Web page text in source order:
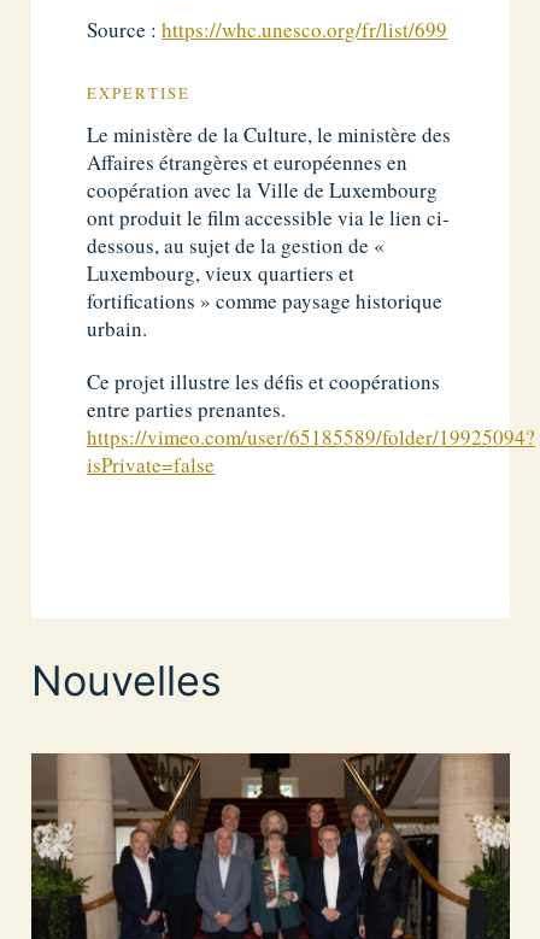
Source :https://whc.unesco.org/fr/list/699
EXPERTISE
Le ministère de la Culture, le ministère des
Affaires étrangères et européennes en
coopération avec la Ville de Luxembourg
ont produit le film accessible via le lien ci-
dessous, au sujet de la gestion de «
Luxembourg, vieux quartiers et
fortifications » comme paysage historique
urbain.
Ce projet illustre les défis et coopérations
entre parties prenantes.
https://vimeo.com/user/65185589/folder/19925094?
isPrivate=false
Nouvelles